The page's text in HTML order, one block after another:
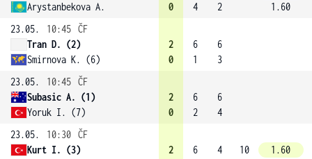
Arystanbekova A.
0
4
2
1.60
23.05.
10:45 ČF
Tran D. (2)
Smirnova K. (6)
2
0
6
1
6
3
23.05.
10:45 ČF
Subasic A. (1)
Yoruk I. (7)
2
0
6
2
6
4
23.05.
10:30 ČF
Kurt I. (3)
2
6
4
10
1.60